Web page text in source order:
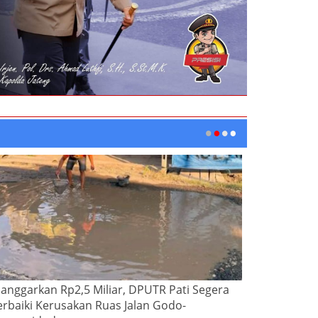
Rp2,5 Miliar, DPUTR Pati Segera
Kerusakan Ruas Jalan Godo-